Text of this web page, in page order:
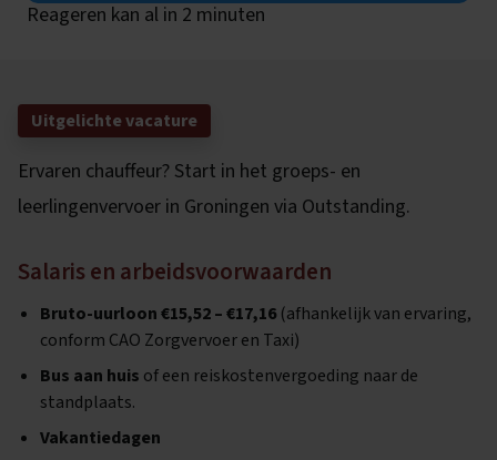
Reageren kan al in 2 minuten
Uitgelichte vacature
Ervaren chauffeur? Start in het groeps- en
leerlingenvervoer in Groningen via Outstanding.
Salaris en arbeidsvoorwaarden
Bruto-uurloon €15,52 – €17,16 (afhankelijk van ervaring,
conform CAO Zorgvervoer en Taxi)
Bus aan huis of een reiskostenvergoeding naar de
standplaats.
Vakantiedagen